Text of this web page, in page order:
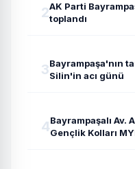
2AK Parti
toplandı
3Bayrampaşa'nın
Silin'in acı günü
4Bayrampaşalı Av.
Gençlik Kolları